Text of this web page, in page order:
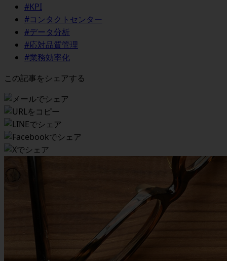
#KPI
#コンタクトセンター
#データ分析
#応対品質管理
#業務効率化
この記事をシェアする